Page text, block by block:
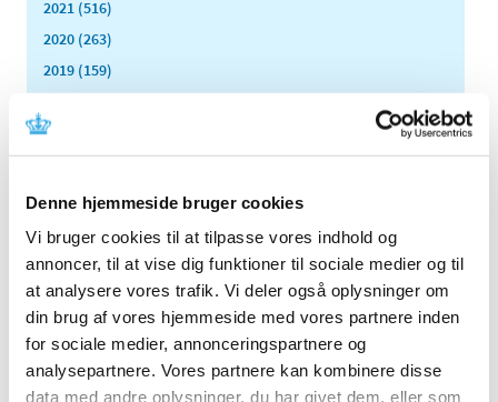
Denne hjemmeside bruger cookies
Vi bruger cookies til at tilpasse vores indhold og
annoncer, til at vise dig funktioner til sociale medier og til
at analysere vores trafik. Vi deler også oplysninger om
din brug af vores hjemmeside med vores partnere inden
for sociale medier, annonceringspartnere og
analysepartnere. Vores partnere kan kombinere disse
data med andre oplysninger, du har givet dem, eller som
2021 (516)
2020 (263)
2019 (159)
2017 (167)
2016 (167)
2015 (33)
november (4)
oktober (2)
september (3)
august (2)
juni (9)
maj (2)